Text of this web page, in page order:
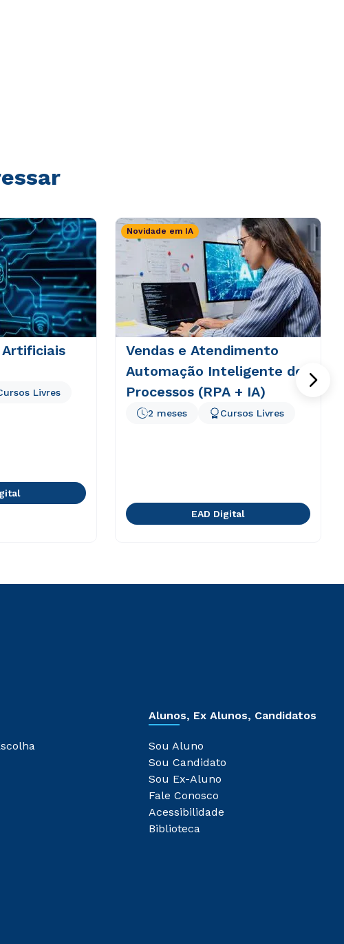
Artificiais
Livres
Novidade em IA
Vendas e Atendimento
Automação Inteligente de
Processos (RPA + IA)
2 meses Cursos Livres
EAD Digital
Alunos, Ex Alunos, Candidatos
Sou Aluno
Sou Candidato
Sou Ex-Aluno
Fale Conosco
Acessibilidade
Biblioteca